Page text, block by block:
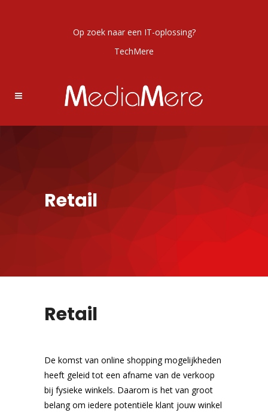
Op zoek naar een IT-oplossing?
TechMere
Retail
Retail
De komst van online shopping mogelijkheden
heeft geleid tot een afname van de verkoop
bij fysieke winkels. Daarom is het van groot
belang om iedere potentiële klant jouw winkel